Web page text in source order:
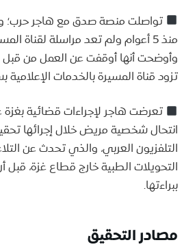
تواصلت منصة صدق مع هاجر حرب؛
وأوضحت أنها أوقفت عن العمل من قبل
تزود قناة المسيرة بالخدمات
انتحال شخصية مريض خلال إجرائها
التلفزيون العربي، والذي تحدث عن
التحويلات الطبية خارج قطاع غزة،
ببراءتها.
مصادر التحقيق